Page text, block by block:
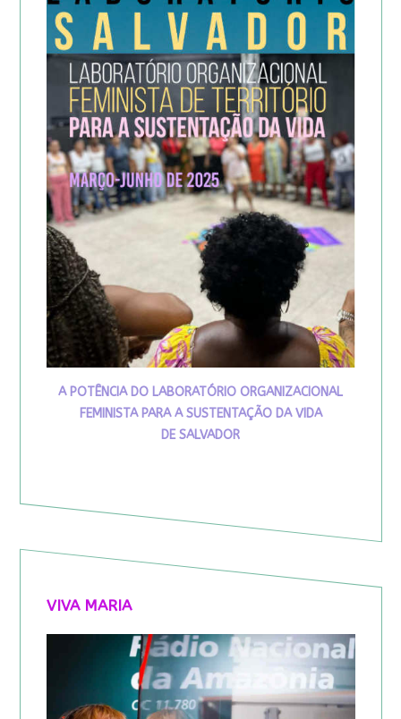
A POTÊNCIA DO LABORATÓRIO ORGANIZACIONAL
FEMINISTA PARA A SUSTENTAÇÃO DA VIDA
DE SALVADOR
VIVA MARIA